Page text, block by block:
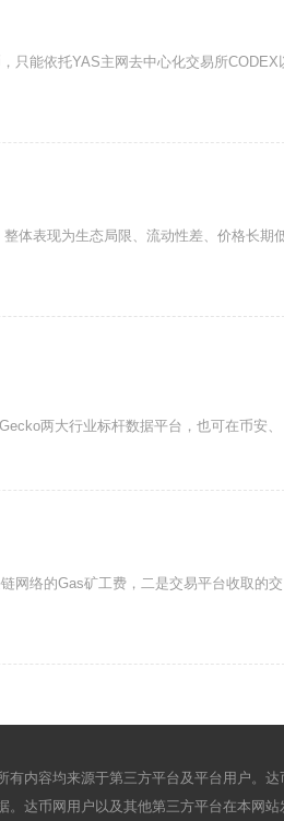
只能依托YAS主网去中心化交易所CODEX
体表现为生态局限、流动性差、价格长期
两大行业标杆数据平台，也可在币安、
网络的Gas矿工费，二是交易平台收取的交
内容均来源于第三方平台及平台用户。
达币网用户以及其他第三方平台在本网